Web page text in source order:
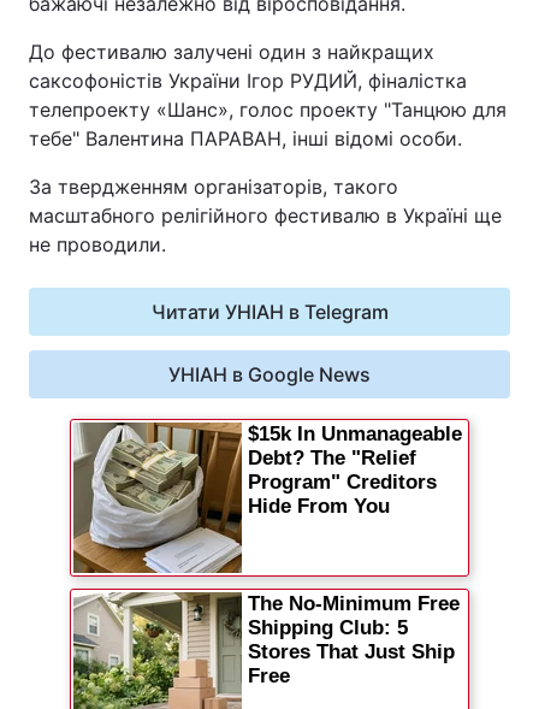
Техно і зв'язок Лайт
Зброя Інциденти
Здоров'я Туризм
Відео з Youtube Статті
Інтерв'ю Думки
Архів Вакансії
Контакти
ПОСЛУГИ
Реклама на сайті Фотобанк
До фестивалю залучені один з найкращих
саксофоністів України Ігор РУДИЙ, фіналістка
телепроекту «Шанс», голос проекту "Танцюю для
тебе" Валентина ПАРАВАН, інші відомі особи.
За твердженням організаторів, такого
масштабного релігійного фестивалю в Україні ще
не проводили.
Читати УНІАН в Telegram
УНІАН в Google News